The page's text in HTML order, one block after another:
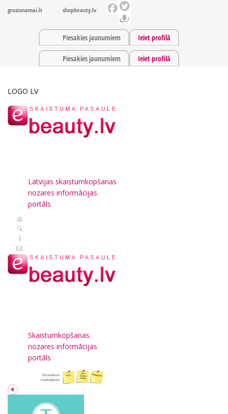
grozionamai.lt shopbeauty.lv
Piesakies jaunumiem Ieiet profilā
Piesakies jaunumiem Ieiet profilā
LOGO LV
Latvijas skaistumkopšanas
nozares informācijas
portāls
Skaistumkopšanas
nozares informācijas
portāls